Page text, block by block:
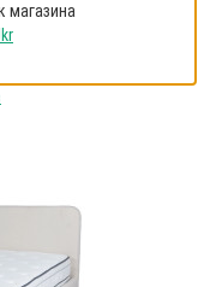
магазина